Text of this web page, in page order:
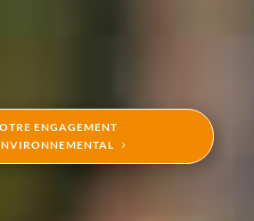
ENGAGEMENT